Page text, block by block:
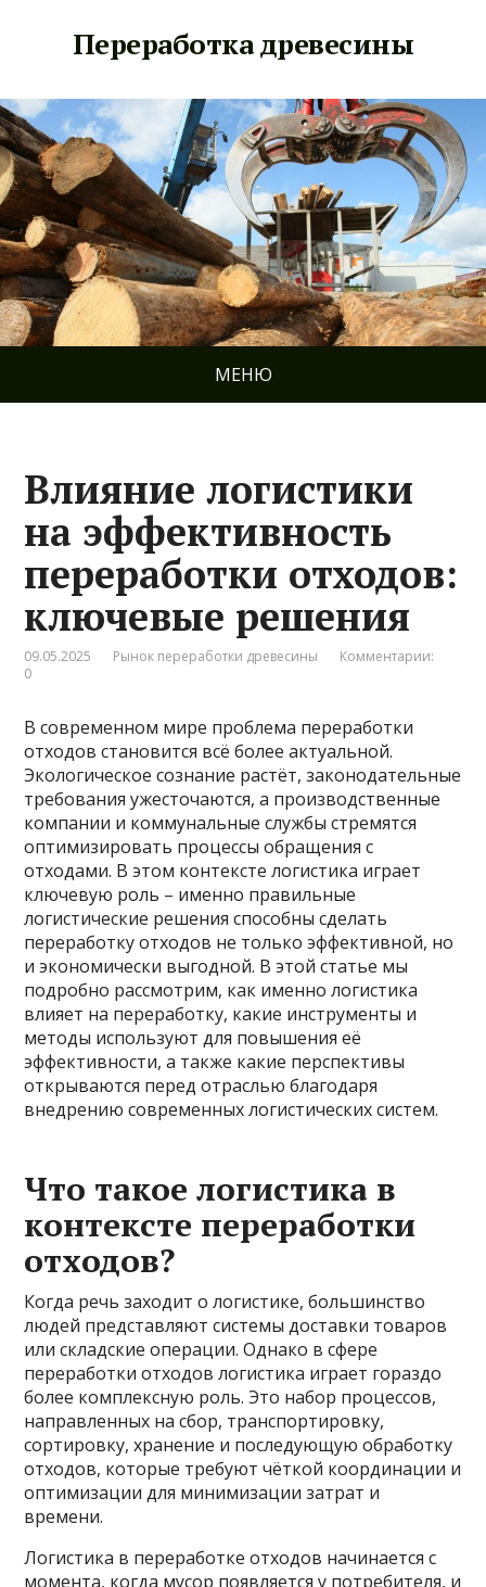
Переработка древесины
МЕНЮ
Влияние логистики
на эффективность
переработки отходов:
ключевые решения
09.05.2025 Рынок переработки древесины
Комментарии:
0
В современном мире проблема переработки
отходов становится всё более актуальной.
Экологическое сознание растёт, законодательные
требования ужесточаются, а производственные
компании и коммунальные службы стремятся
оптимизировать процессы обращения с
отходами. В этом контексте логистика играет
ключевую роль – именно правильные
логистические решения способны сделать
переработку отходов не только эффективной, но
и экономически выгодной. В этой статье мы
подробно рассмотрим, как именно логистика
влияет на переработку, какие инструменты и
методы используют для повышения её
эффективности, а также какие перспективы
открываются перед отраслью благодаря
внедрению современных логистических систем.
Что такое логистика в
контексте переработки
отходов?
Когда речь заходит о логистике, большинство
людей представляют системы доставки товаров
или складские операции. Однако в сфере
переработки отходов логистика играет гораздо
более комплексную роль. Это набор процессов,
направленных на сбор, транспортировку,
сортировку, хранение и последующую обработку
отходов, которые требуют чёткой координации и
оптимизации для минимизации затрат и
времени.
Логистика в переработке отходов начинается с
момента, когда мусор появляется у потребителя, и